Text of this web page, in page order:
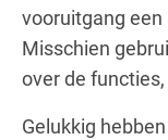
vooruitgang
Misschien
over de
Gelukkig